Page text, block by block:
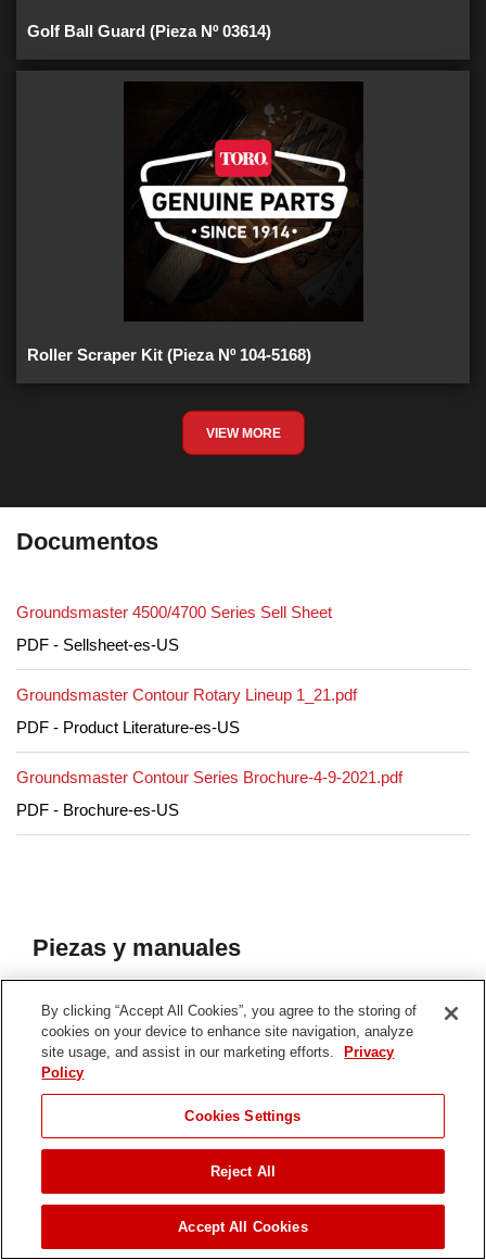
SALTAR HASTA
Golf Ball Guard (Pieza Nº 03614)
Roller Scraper Kit (Pieza Nº 104-5168)
VIEW MORE
Documentos
Groundsmaster 4500/4700 Series Sell Sheet
PDF - Sellsheet-es-US
Groundsmaster Contour Rotary Lineup 1_21.pdf
PDF - Product Literature-es-US
Groundsmaster Contour Series Brochure-4-9-2021.pdf
PDF - Brochure-es-US
Piezas y manuales
Seleccione el año de su modelo entre las opciones
siguientes para ver piezas y manuales.
30885 Nº Serie
421117218-421117220
By clicking “Accept All Cookies”, you agree to the storing of
cookies on your device to enhance site navigation, analyze
site usage, and assist in our marketing efforts.
Privacy
Policy
Cookies Settings
Reject All
Accept All Cookies